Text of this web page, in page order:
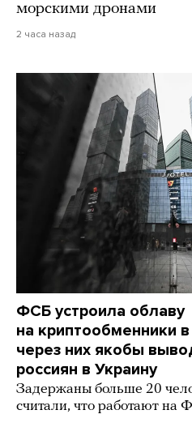
морскими дронами
2 часа назад
ФСБ устроила облаву
на криптообменники
через них якобы
россиян в Украину
Задержаны больше 20
считали, что работают на